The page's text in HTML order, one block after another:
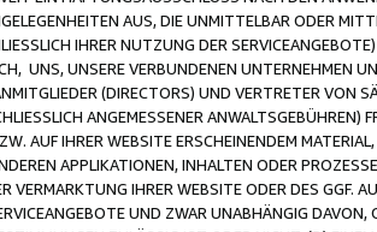
AUS, DIE UNMITTELBAR ODER
IHRER NUTZUNG DER
UNS, UNSERE VERBUNDENEN UNTERNEHMEN
(DIRECTORS) UND VERTRETER VON
ANGEMESSENER
AUF IHRER WEBSITE ERSCHEINENDEM
APPLIKATIONEN, INHALTEN ODER
VERMARKTUNG IHRER WEBSITE ODER DES GGF.
UND ZWAR UNABHÄNGIG